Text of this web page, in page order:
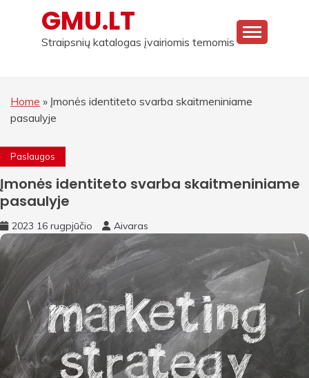
GMU.LT
Straipsnių katalogas įvairiomis temomis
Home » Įmonės identiteto svarba skaitmeniniame
pasaulyje
Paslaugos
Įmonės identiteto svarba skaitmeniniame
pasaulyje
2023 16 rugpjūčio Aivaras